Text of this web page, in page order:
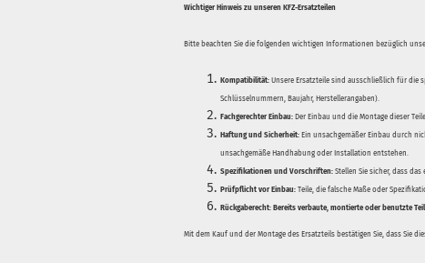
Wichtiger Hinweis zu unseren KFZ-Ersatzteilen
Bitte beachten Sie die folgenden wichtigen Informationen bezüglich
Kompatibilität: Unsere Ersatzteile sind ausschließlich für die
Schlüsselnummern, Baujahr, Herstellerangaben).
Fachgerechter Einbau: Der Einbau und die Montage dieser Teile
Haftung und Sicherheit: Ein unsachgemäßer Einbau durch
unsachgemäße Handhabung oder Installation entstehen.
Spezifikationen und Vorschriften: Stellen Sie sicher, dass
Prüfpflicht vor Einbau: Teile, die falsche Maße oder
Rückgaberecht: Bereits verbaute, montierte oder benutzte
Mit dem Kauf und der Montage des Ersatzteils bestätigen Sie, dass Sie